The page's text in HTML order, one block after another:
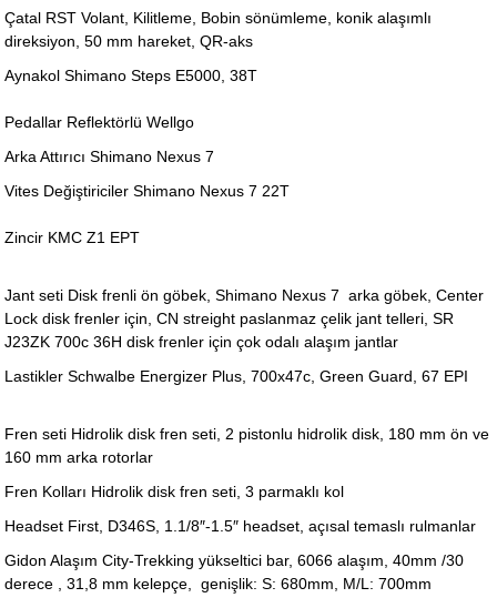
Çatal RST Volant, Kilitleme, Bobin sönümleme, konik alaşımlı
direksiyon, 50 mm hareket, QR-aks
Aynakol Shimano Steps E5000, 38T
Pedallar Reflektörlü Wellgo
Arka Attırıcı Shimano Nexus 7
Vites Değiştiriciler Shimano Nexus 7 22T
Zincir KMC Z1 EPT
Jant seti Disk frenli ön göbek, Shimano Nexus 7 arka göbek, Center
Lock disk frenler için, CN streight paslanmaz çelik jant telleri, SR
J23ZK 700c 36H disk frenler için çok odalı alaşım jantlar
Lastikler Schwalbe Energizer Plus, 700x47c, Green Guard, 67 EPI
Fren seti Hidrolik disk fren seti, 2 pistonlu hidrolik disk, 180 mm ön ve
160 mm arka rotorlar
Fren Kolları Hidrolik disk fren seti, 3 parmaklı kol
Headset First, D346S, 1.1/8″-1.5″ headset, açısal temaslı rulmanlar
Gidon Alaşım City-Trekking yükseltici bar, 6066 alaşım, 40mm /30
derece , 31,8 mm kelepçe, genişlik: S: 680mm, M/L: 700mm